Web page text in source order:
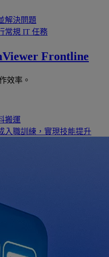
解決問題
常規 IT 任務
Frontline
效率。
搬運
入職訓練，實現技能提升